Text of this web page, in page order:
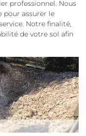
professionnel. Nous
pour assurer le
Notre finalité,
de votre sol afin